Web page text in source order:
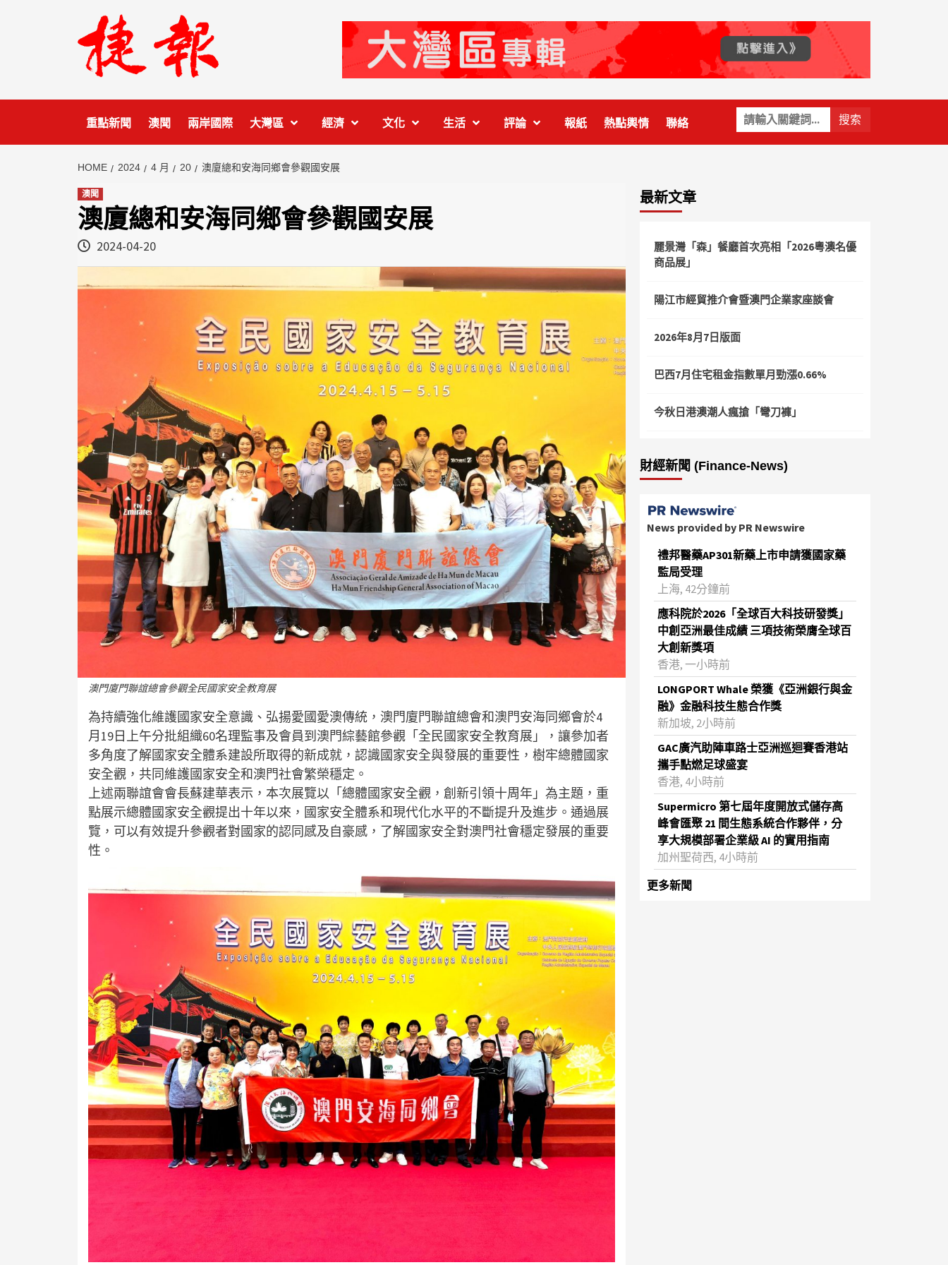
關
鍵
字:
重點新聞 澳聞 兩岸國際 大灣區 經濟 文化 生活 評論 報紙 熱點輿情 聯絡
HOME 2024 4 月 20 澳廈總和安海同鄉會參觀國安展
澳聞
澳廈總和安海同鄉會參觀國安展
2024-04-20
澳門廈門聯誼總會參觀全民國家安全教育展
為持續強化維護國家安全意識、弘揚愛國愛澳傳統，澳門廈門聯誼總會和澳門安海同鄉會於4
月19日上午分批組織60名理監事及會員到澳門綜藝館參觀「全民國家安全教育展」，讓參加者
多角度了解國家安全體系建設所取得的新成就，認識國家安全與發展的重要性，樹牢總體國家
安全觀，共同維護國家安全和澳門社會繁榮穩定。
上述兩聯誼會會長蘇建華表示，本次展覽以「總體國家安全觀，創新引領十周年」為主題，重
點展示總體國家安全觀提出十年以來，國家安全體系和現代化水平的不斷提升及進步。通過展
覽，可以有效提升參觀者對國家的認同感及自豪感，了解國家安全對澳門社會穩定發展的重要
性。
最新文章
麗景灣「森」餐廳首次亮相「2026粵澳名優
商品展」
陽江市經貿推介會暨澳門企業家座談會
2026年8月7日版面
巴西7月住宅租金指數單月勁漲0.66%
今秋日港澳潮人瘋搶「彎刀褲」
財經新聞 (Finance-News)
News provided by PR Newswire
禮邦醫藥AP301新藥上市申請獲國家藥
監局受理
上海, 42分鐘前
應科院於2026「全球百大科技研發獎」
中創亞洲最佳成績 三項技術榮膺全球百
大創新獎項
香港, 一小時前
LONGPORT Whale 榮獲《亞洲銀行與金
融》金融科技生態合作獎
新加坡, 2小時前
GAC廣汽助陣車路士亞洲巡迴賽香港站
攜手點燃足球盛宴
香港, 4小時前
Supermicro 第七屆年度開放式儲存高
峰會匯聚 21 間生態系統合作夥伴，分
享大規模部署企業級 AI 的實用指南
加州聖荷西, 4小時前
更多新聞